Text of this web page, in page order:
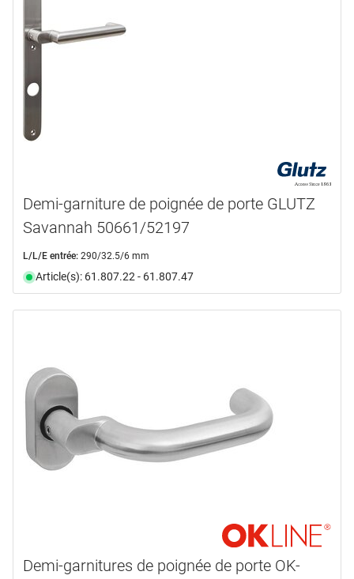
Demi-garniture de poignée de porte GLUTZ
Savannah 50661/52197
L/L/E entrée: 290/32.5/6 mm
Article(s): 61.807.22 - 61.807.47
Demi-garnitures de poignée de porte OK-